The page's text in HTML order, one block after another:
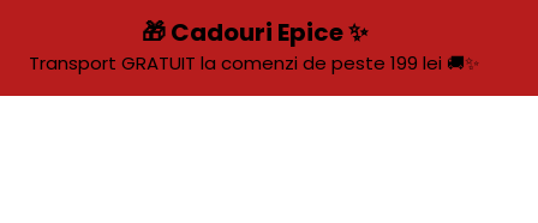
🎁 Cadouri Epice ✨
Transport GRATUIT la comenzi de peste 199 lei 🚚✨